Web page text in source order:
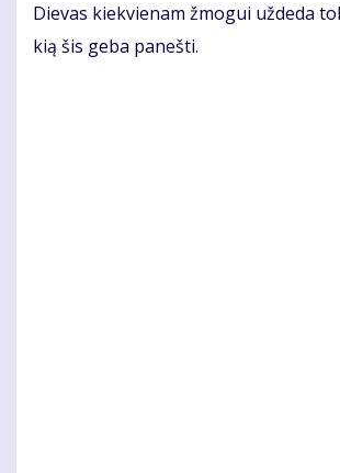
Die­vas kiek­vie­nam žmo­gui už­de­da
kią šis ge­ba pa­neš­ti.